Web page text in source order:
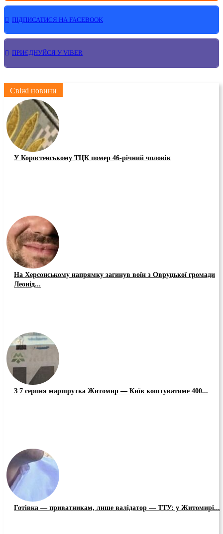
ПІДПИСАТИСЯ НА FACEBOOK
ПРИЄДНУЙСЯ У VIBER
Свіжі новини
У Коростенському ТЦК помер 46-річний чоловік
На Херсонському напрямку загинув воїн з Овруцької громади
Леонід...
З 7 серпня маршрутка Житомир — Київ коштуватиме 400...
Готівка — приватникам, лише валідатор — ТТУ: у Житомирі...